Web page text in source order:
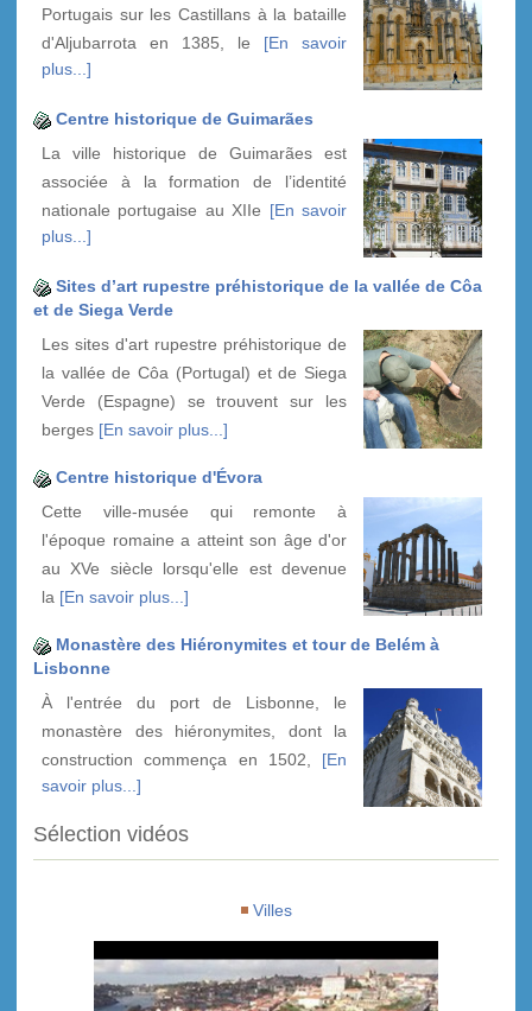
Portugais sur les Castillans à la bataille
d'Aljubarrota en 1385, le [En savoir
plus...]
Centre historique de Guimarães
La ville historique de Guimarães est
associée à la formation de l’identité
nationale portugaise au XIIe [En savoir
plus...]
Sites d’art rupestre préhistorique de la vallée de Côa
et de Siega Verde
Les sites d'art rupestre préhistorique de
la vallée de Côa (Portugal) et de Siega
Verde (Espagne) se trouvent sur les
berges [En savoir plus...]
Centre historique d'Évora
Cette ville-musée qui remonte à
l'époque romaine a atteint son âge d'or
au XVe siècle lorsqu'elle est devenue
la [En savoir plus...]
Monastère des Hiéronymites et tour de Belém à
Lisbonne
À l'entrée du port de Lisbonne, le
monastère des hiéronymites, dont la
construction commença en 1502, [En
savoir plus...]
Sélection vidéos
Villes